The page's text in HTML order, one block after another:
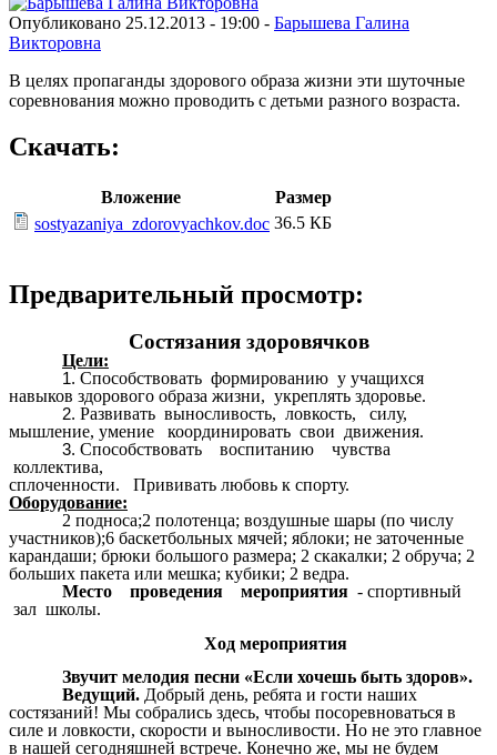
Опубликовано 25.12.2013 - 19:00 - Барышева Галина
Викторовна
В целях пропаганды здорового образа жизни эти шуточные
соревнования можно проводить с детьми разного возраста.
Скачать:
Вложение
Размер
sostyazaniya_zdorovyachkov.doc 36.5 КБ
Предварительный просмотр:
Состязания здоровячков
Цели:
Способствовать формированию у учащихся
навыков здорового образа жизни, укреплять здоровье.
Развивать выносливость, ловкость, силу,
мышление, умение координировать свои движения.
Способствовать воспитанию чувства
коллектива,
сплоченности. Прививать любовь к спорту.
Оборудование:
2 подноса;2 полотенца; воздушные шары (по числу
участников);6 баскетбольных мячей; яблоки; не заточенные
карандаши; брюки большого размера; 2 скакалки; 2 обруча; 2
больших пакета или мешка; кубики; 2 ведра.
Место проведения мероприятия - спортивный
зал школы.
Ход мероприятия
Звучит мелодия песни «Если хочешь быть здоров».
Ведущий. Добрый день, ребята и гости наших
состязаний! Мы собрались здесь, чтобы посоревноваться в
силе и ловкости, скорости и выносливости. Но не это главное
в нашей сегодняшней встрече. Конечно же, мы не будем